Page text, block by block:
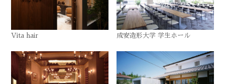
Vita hair 成安造形大学 学生ホール